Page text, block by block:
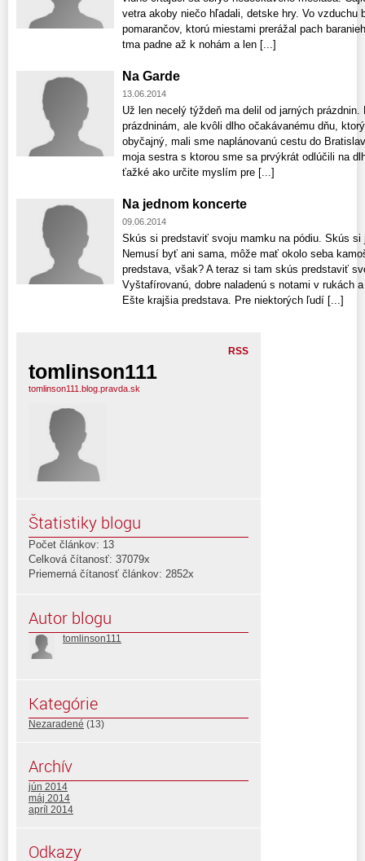
vetra akoby niečo hľadali, detske hry. Vo
pomarančov, ktorú miestami prerážal pach
tma padne až k nohám a len [...]
Na Garde
13.06.2014
Už len necelý týždeň ma delil od jarných
prázdninám, ale kvôli dlho očakávanému dňu,
obyčajný, mali sme naplánovanú cestu do
moja sestra s ktorou sme sa prvýkrát odlúčili na
ťažké ako určite myslím pre [...]
Na jednom koncerte
09.06.2014
Skús si predstaviť svoju mamku na pódiu. Skús
Nemusí byť ani sama, môže mať okolo seba
predstava, však? A teraz si tam skús predstaviť
Vyštafírovanú, dobre naladenú s notami v rukách
Ešte krajšia predstava. Pre niektorých ľudí [...]
RSS
tomlinson111
tomlinson111.blog.pravda.sk
Štatistiky blogu
Počet článkov: 13
Celková čítanosť: 37079x
Priemerná čítanosť článkov: 2852x
Autor blogu
tomlinson111
Kategórie
Nezaradené (13)
Archív
jún 2014
máj 2014
apríl 2014
Odkazy